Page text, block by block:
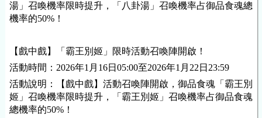
湯」召喚機率限時提升，「八卦湯」召喚機率占御品食魂總
機率的50%！
【戲中戲】「霸王別姬」限時活動召喚陣開啟！
活動時間：2026年1月16日05:00至2026年1月22日23:59
活動說明：【戲中戲】活動召喚陣開啟，御品食魂「霸王別
姬」召喚機率限時提升，「霸王別姬」召喚機率占御品食魂
總機率的50%！